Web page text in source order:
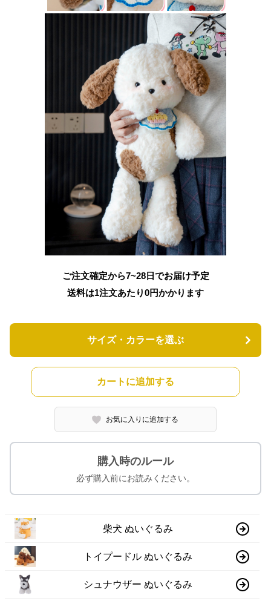
ご注文確定から7~28日でお届け予定
送料は1注文あたり0円かかります
サイズ・カラーを選ぶ
カートに追加する
お気に入りに追加する
購入時のルール
必ず購入前にお読みください。
柴犬 ぬいぐるみ
トイプードル ぬいぐるみ
シュナウザー ぬいぐるみ